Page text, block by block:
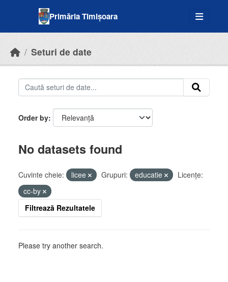
Primăria Timișoara
Seturi de date
Order by
No datasets found
Cuvinte cheie: licee Grupuri: educatie
Licenţe:
cc-by
Filtrează Rezultatele
Please try another search.